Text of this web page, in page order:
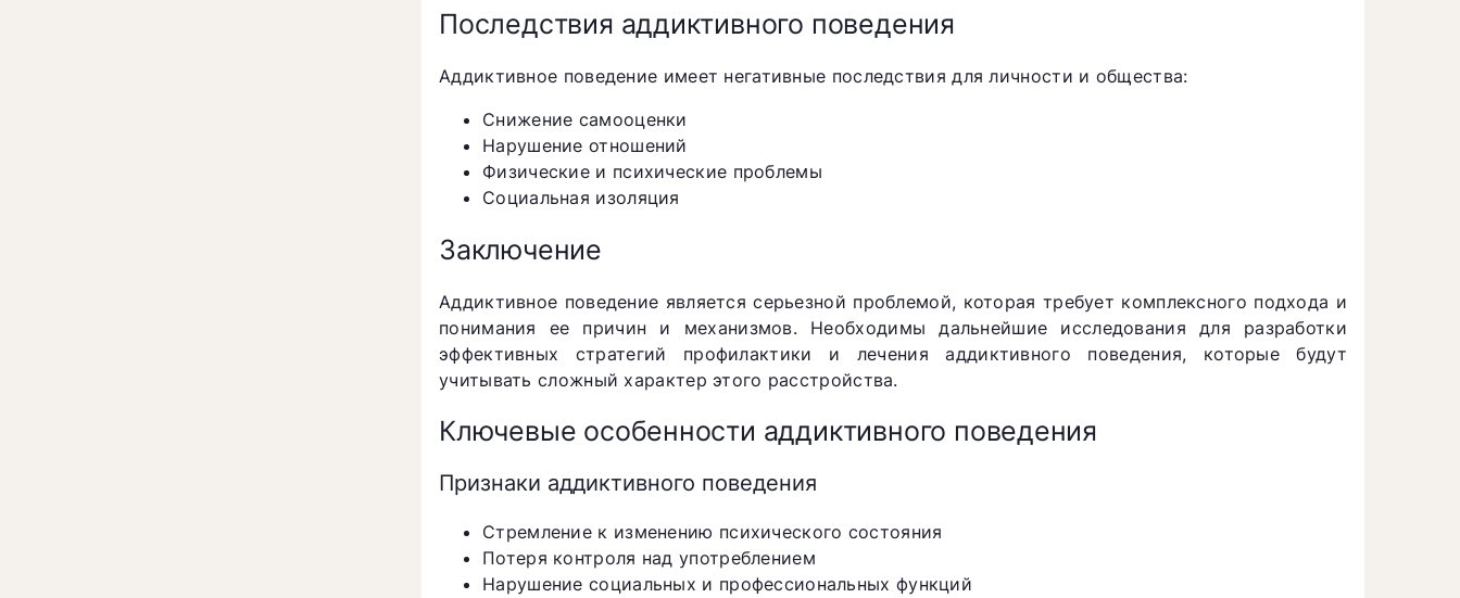
Последствия аддиктивного поведения
Аддиктивное поведение имеет негативные последствия для личности и общества:
Снижение самооценки
Нарушение отношений
Физические и психические проблемы
Социальная изоляция
Заключение
Аддиктивное поведение является серьезной проблемой, которая требует комплексного подхода и
понимания ее причин и механизмов. Необходимы дальнейшие исследования для разработки
эффективных стратегий профилактики и лечения аддиктивного поведения, которые будут
учитывать сложный характер этого расстройства.
Ключевые особенности аддиктивного поведения
Признаки аддиктивного поведения
Стремление к изменению психического состояния
Потеря контроля над употреблением
Нарушение социальных и профессиональных функций